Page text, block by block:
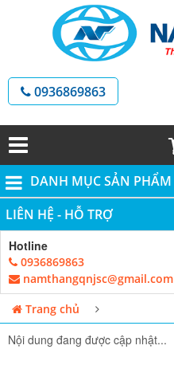
0936869863
DANH MỤC SẢN PHẨM
LIÊN HỆ - HỖ TRỢ
Hotline
0936869863
namthangqnjsc@gmail.com
Trang chủ
Nội dung đang được cập nhật...